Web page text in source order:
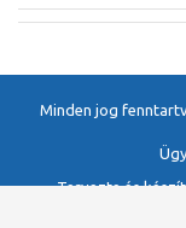
Minden jog
Tervezte és